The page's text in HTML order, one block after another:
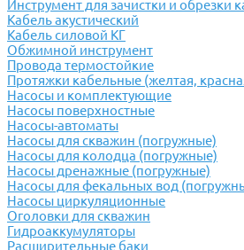
Инструмент для зачистки и обрезки
Кабель акустический
Кабель силовой КГ
Обжимной инструмент
Провода термостойкие
Протяжки кабельные (желтая,
Насосы и комплектующие
Насосы поверхностные
Насосы-автоматы
Насосы для скважин (погружные)
Насосы для колодца (погружные)
Насосы дренажные (погружные)
Насосы для фекальных вод
Насосы циркуляционные
Оголовки для скважин
Гидроаккумуляторы
Расширительные баки